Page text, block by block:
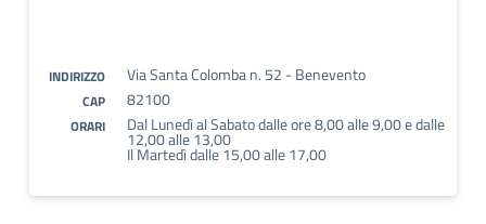
INDIRIZZO Via Santa Colomba n. 52 - Benevento
CAP 82100
ORARI Dal Lunedì al Sabato dalle ore 8,00 alle 9,00 e dalle
12,00 alle 13,00
Il Martedì dalle 15,00 alle 17,00